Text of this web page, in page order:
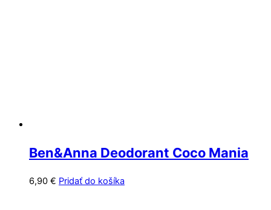
Ben&Anna Deodorant Coco Mania
6,90 € Pridať do košíka